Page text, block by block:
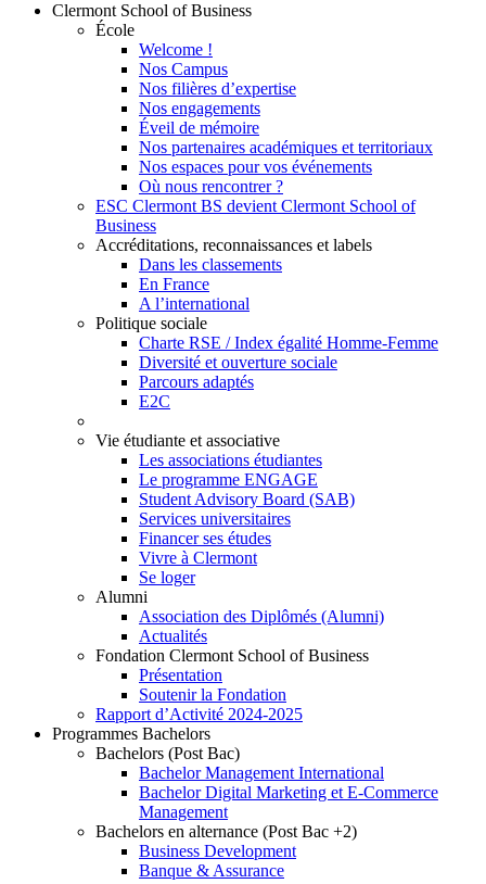
Clermont School of Business
École
Welcome !
Nos Campus
Nos filières d’expertise
Nos engagements
Éveil de mémoire
Nos partenaires académiques et territoriaux
Nos espaces pour vos événements
Où nous rencontrer ?
ESC Clermont BS devient Clermont School of
Business
Accréditations, reconnaissances et labels
Dans les classements
En France
A l’international
Politique sociale
Charte RSE / Index égalité Homme-Femme
Diversité et ouverture sociale
Parcours adaptés
E2C
Vie étudiante et associative
Les associations étudiantes
Le programme ENGAGE
Student Advisory Board (SAB)
Services universitaires
Financer ses études
Vivre à Clermont
Se loger
Alumni
Association des Diplômés (Alumni)
Actualités
Fondation Clermont School of Business
Présentation
Soutenir la Fondation
Rapport d’Activité 2024-2025
Programmes Bachelors
Bachelors (Post Bac)
Bachelor Management International
Bachelor Digital Marketing et E-Commerce
Management
Bachelors en alternance (Post Bac +2)
Business Development
Banque & Assurance